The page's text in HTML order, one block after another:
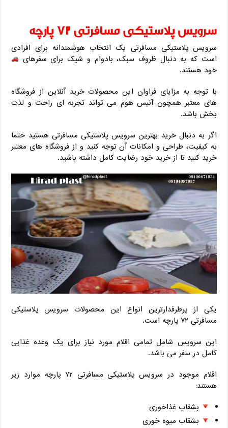
سرویس پلاستیکی مسافرتی ۷۲ پارچه
سرویس پلاستیکی مسافرتی یک انتخاب هوشمندانه برای افرادی
است که به دنبال ظروف سبک، بادوام و شیک برای سفرهای
خود هستند.
با توجه به مزایای فراوان این محصولات خرید آنلاین از فروشگاه
های معتبر همچون آنیس هوم می تواند تجربه ای راحت و لذت
بخش باشد.
اگر به دنبال خرید بهترین سرویس پلاستیکی مسافرتی هستید حتما
به کیفیت، طراحی و امکانات آن توجه کنید و از فروشگاه های معتبر
خرید کنید تا از خرید خود رضایت کامل داشته باشید.
یکی از پرطرفدارترین انواع این محصولات سرویس پلاستیکی
مسافرتی ۷۲ پارچه است.
این سرویس شامل تمامی اقلام مورد نیاز برای یک وعده غذایی
کامل در سفر می باشد.
اقلام موجود در سرویس پلاستیکی مسافرتی ۷۲ پارچه موارد زیر
هستند:
بشقاب غذاخوری
بشقاب میوه خوری